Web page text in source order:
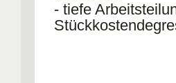
- tiefe